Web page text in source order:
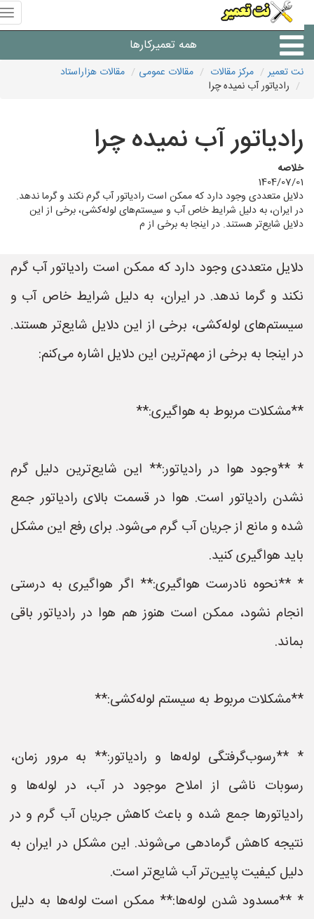
همه تعمیرکارها
شرکت های تعمیرات لوازم
نت تعمیر مرکز مقالات مقالات عمومی
مقالات هزاراستاد
رادیاتور آب نمیده چرا
رادیاتور آب نمیده چرا
خلاصه
1404/07/01
دلایل متعددی وجود دارد که ممکن است رادیاتور آب گرم نکند و گرما ندهد.
در ایران، به دلیل شرایط خاص آب و سیستم‌های لوله‌کشی، برخی از این
دلایل شایع‌تر هستند. در اینجا به برخی از م
دلایل متعددی وجود دارد که ممکن است رادیاتور آب گرم
نکند و گرما ندهد. در ایران، به دلیل شرایط خاص آب و
سیستم‌های لوله‌کشی، برخی از این دلایل شایع‌تر هستند.
در اینجا به برخی از مهم‌ترین این دلایل اشاره می‌کنم:
**مشکلات مربوط به هواگیری:**
* **وجود هوا در رادیاتور:** این شایع‌ترین دلیل گرم
نشدن رادیاتور است. هوا در قسمت بالای رادیاتور جمع
شده و مانع از جریان آب گرم می‌شود. برای رفع این مشکل
باید هواگیری کنید.
* **نحوه نادرست هواگیری:** اگر هواگیری به درستی
انجام نشود، ممکن است هنوز هم هوا در رادیاتور باقی
بماند.
**مشکلات مربوط به سیستم لوله‌کشی:**
* **رسوب‌گرفتگی لوله‌ها و رادیاتور:** به مرور زمان،
رسوبات ناشی از املاح موجود در آب، در لوله‌ها و
رادیاتورها جمع شده و باعث کاهش جریان آب گرم و در
نتیجه کاهش گرمادهی می‌شوند. این مشکل در ایران به
دلیل کیفیت پایین‌تر آب شایع‌تر است.
* **مسدود شدن لوله‌ها:** ممکن است لوله‌ها به دلیل